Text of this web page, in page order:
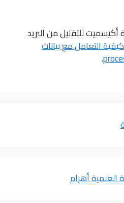
للتقليل من البريد
التعامل مع بيانات
.